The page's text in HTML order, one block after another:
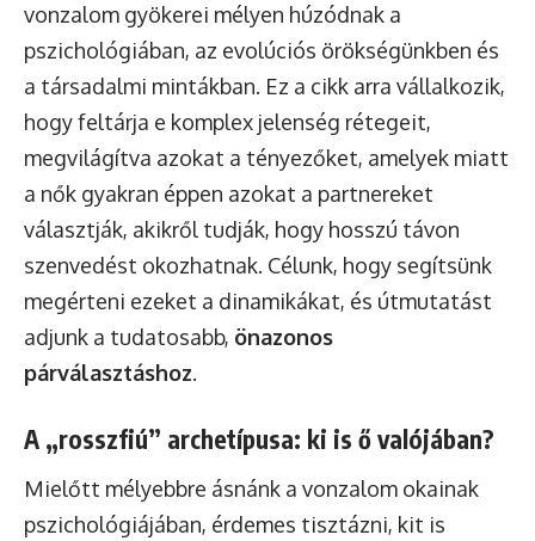
vonzalom gyökerei mélyen húzódnak a
pszichológiában, az evolúciós örökségünkben és
a társadalmi mintákban. Ez a cikk arra vállalkozik,
hogy feltárja e komplex jelenség rétegeit,
megvilágítva azokat a tényezőket, amelyek miatt
a nők gyakran éppen azokat a partnereket
választják, akikről tudják, hogy hosszú távon
szenvedést okozhatnak. Célunk, hogy segítsünk
megérteni ezeket a dinamikákat, és útmutatást
adjunk a tudatosabb, önazonos
párválasztáshoz.
A „rosszfiú” archetípusa: ki is ő valójában?
Mielőtt mélyebbre ásnánk a vonzalom okainak
pszichológiájában, érdemes tisztázni, kit is